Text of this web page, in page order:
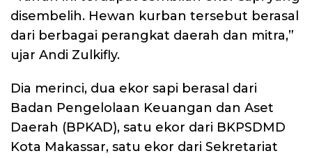
disembelih. Hewan kurban tersebut berasal
dari berbagai perangkat daerah dan mitra,”
ujar Andi Zulkifly.
Dia merinci, dua ekor sapi berasal dari
Badan Pengelolaan Keuangan dan Aset
Daerah (BPKAD), satu ekor dari BKPSDMD
Kota Makassar, satu ekor dari Sekretariat